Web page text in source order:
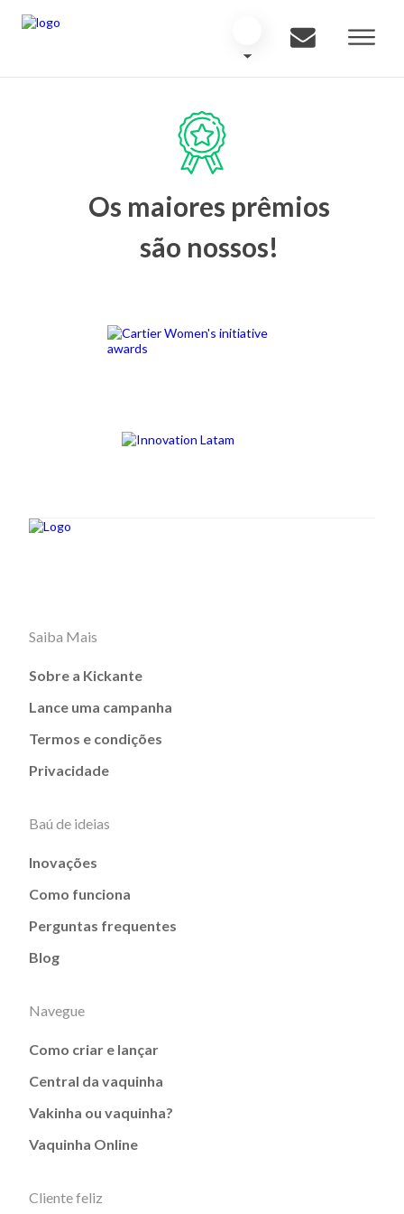
Os maiores prêmios
são nossos!
Saiba Mais
Sobre a Kickante
Lance uma campanha
Termos e condições
Privacidade
Baú de ideias
Inovações
Como funciona
Perguntas frequentes
Blog
Navegue
Como criar e lançar
Central da vaquinha
Vakinha ou vaquinha?
Vaquinha Online
Cliente feliz